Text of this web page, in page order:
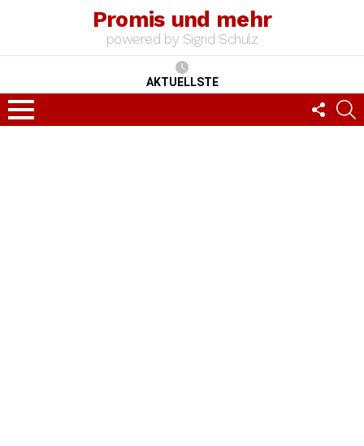
Promis und mehr
powered by Sigrid Schulz
AKTUELLSTE
Menu
US